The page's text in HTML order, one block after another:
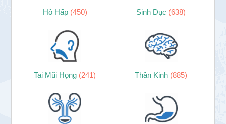
Hô Hấp (450) Sinh Dục (638)
Tai Mũi Họng (241) Thần Kinh (885)